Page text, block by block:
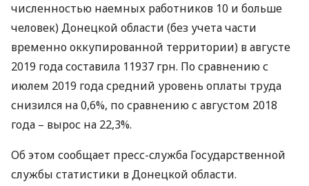
численностью наемных работников 10 и больше
человек) Донецкой области (без учета части
временно оккупированной территории) в августе
2019 года составила 11937 грн. По сравнению с
июлем 2019 года средний уровень оплаты труда
снизился на 0,6%, по сравнению с августом 2018
года – вырос на 22,3%.
Об этом сообщает пресс-служба Государственной
службы статистики в Донецкой области.